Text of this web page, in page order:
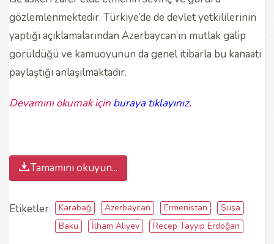
gözlemlenmektedir. Türkiye’de de devlet yetkililerinin
yaptığı açıklamalarından Azerbaycan’ın mutlak galip
görüldüğü ve kamuoyunun da genel itibarla bu kanaati
paylaştığı anlaşılmaktadır.
Devamını okumak için buraya tıklayınız.
Tamamını okuyun...
Etiketler Karabağ Azerbaycan Ermenistan
Şuşa
Bakü
İlham Aliyev Recep Tayyip Erdoğan